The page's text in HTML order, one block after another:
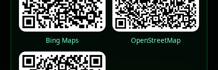
Bing Maps OpenStreetMap